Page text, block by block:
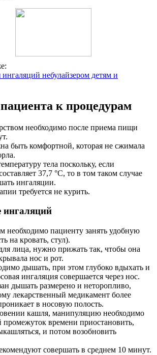
небулайзером детям и
к процедурам
необходимо после приема пищи
быть комфортной, которая не сжимала
тела поскольку, если
37,7 °C, то в том таком случае
ингаляции.
требуется не курить.
ингаляций
необходимо пациенту занять удобную
на кровать, стул).
лица, нужно прижать так, чтобы она
нос и рот.
дышать, при этом глубоко вдыхать и
ингаляция совершается через нос.
дышать размерено и неторопливо,
лекарственный медикамент более
в носовую полость.
кашля, манипуляцию необходимо
промежуток времени приостановить,
и потом возобновить
совершать в среднем 10 минут.